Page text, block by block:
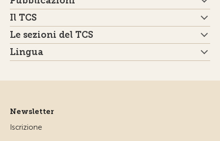
Il TCS
Le sezioni del TCS
Lingua
Newsletter
Iscrizione